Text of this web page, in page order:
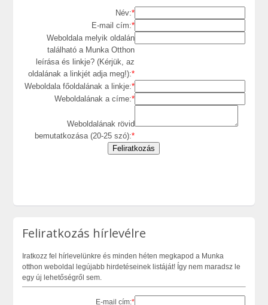
Név:*
E-mail cím:*
Weboldala melyik oldalán
található a Munka Otthon
leírása és linkje? (Kérjük, az
oldalának a linkjét adja meg!):*
Weboldala főoldalának a linkje:*
Weboldalának a címe:*
Weboldalának rövid
bemutatkozása (20-25 szó):*
Feliratkozás hírlevélre
Iratkozz fel hírlevelünkre és minden héten megkapod a Munka
otthon weboldal legújabb hirdetéseinek listáját! Így nem maradsz le
egy új lehetőségről sem.
E-mail cím:*